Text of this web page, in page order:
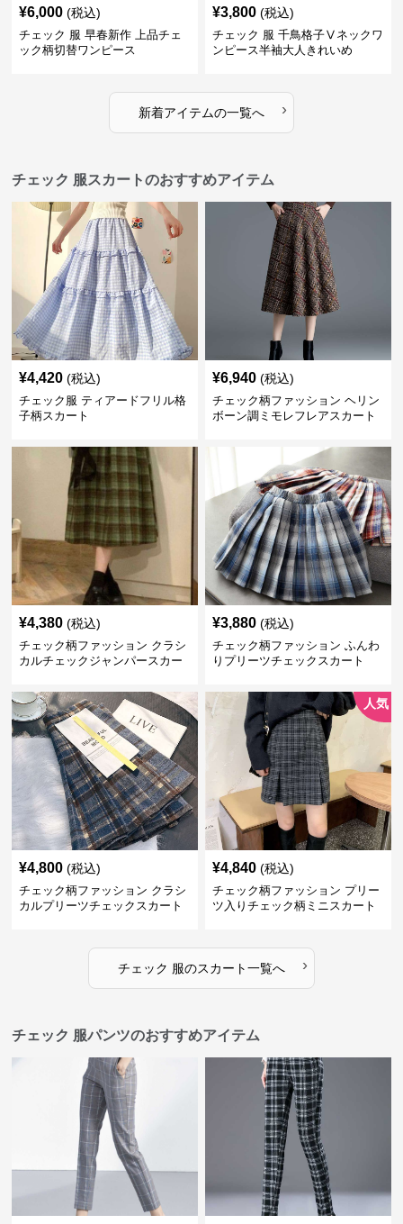
¥6,000 (税込)
チェック 服 早春新作 上品チェ
ック柄切替ワンピース
¥3,800 (税込)
チェック 服 千鳥格子Ⅴネックワ
ンピース半袖大人きれいめ
新着アイテムの一覧へ ›
チェック 服スカートのおすすめアイテム
¥4,420 (税込)
チェック服 ティアードフリル格
子柄スカート
¥6,940 (税込)
チェック柄ファッション ヘリン
ボーン調ミモレフレアスカート
¥4,380 (税込)
チェック柄ファッション クラシ
カルチェックジャンパースカー
¥3,880 (税込)
チェック柄ファッション ふんわ
りプリーツチェックスカート
¥4,800 (税込)
チェック柄ファッション クラシ
カルプリーツチェックスカート
人気
¥4,840 (税込)
チェック柄ファッション プリー
ツ入りチェック柄ミニスカート
チェック 服のスカート一覧へ ›
チェック 服パンツのおすすめアイテム